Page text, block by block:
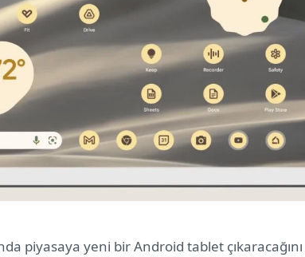
piyasaya yeni bir Android tablet